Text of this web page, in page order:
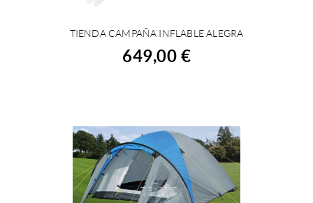
COMPRAR
TIENDA CAMPAÑA INFLABLE ALEGRA
649,00 €